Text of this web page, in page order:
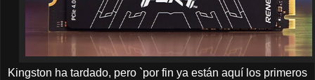
Kingston ha tardado, pero `por fin ya están aquí los primeros